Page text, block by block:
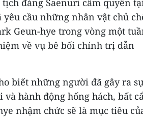
đảng Saenuri cầm quyền
cầu những nhân vật chủ
Geun-hye trong vòng một
về vụ bê bối chính trị dẫn
biết những người đã gây ra
hành động hống hách, bất
nhậm chức sẽ là mục tiêu